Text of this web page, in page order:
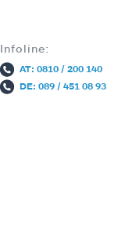
Infoline:
AT: 0810 / 200 140
DE: 089 / 451 08 93